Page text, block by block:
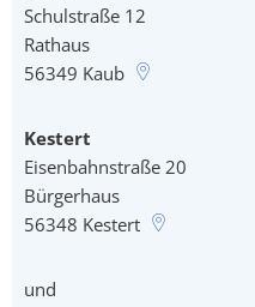
Schulstraße 12
Rathaus
56349 Kaub
Kestert
Eisenbahnstraße 20
Bürgerhaus
56348 Kestert
und